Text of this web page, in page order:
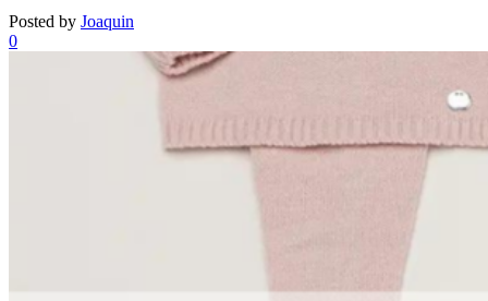
Posted by Joaquin
0